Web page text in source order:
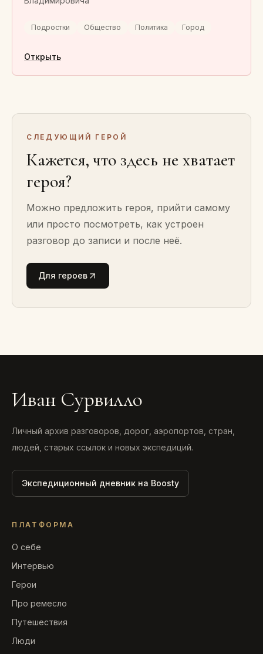
Подростки Общество Политика Город
Открыть
СЛЕДУЮЩИЙ ГЕРОЙ
Кажется, что здесь не хватает
героя?
Можно предложить героя, прийти самому
или просто посмотреть, как устроен
разговор до записи и после неё.
Для героев
Иван Сурвилло
Личный архив разговоров, дорог, аэропортов, стран,
людей, старых ссылок и новых экспедиций.
Экспедиционный дневник на Boosty
ПЛАТФОРМА
О себе
Интервью
Герои
Про ремесло
Путешествия
Люди